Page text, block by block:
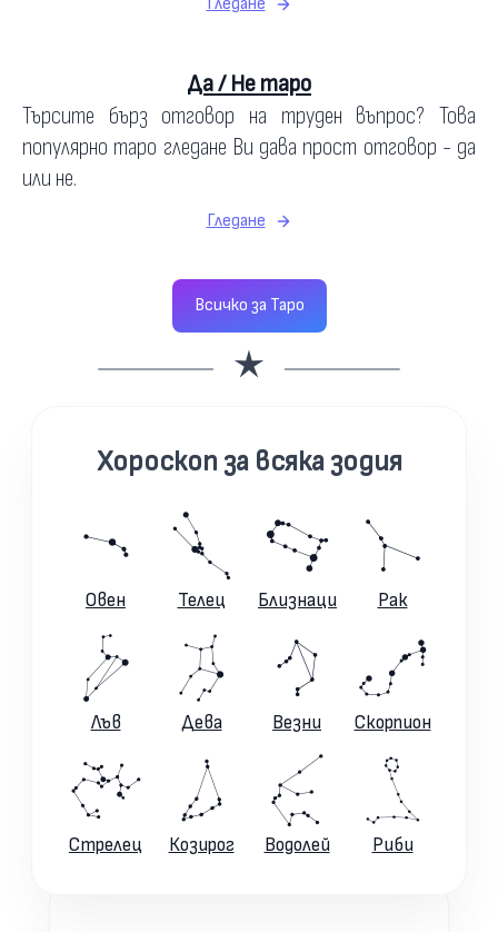
Да / Не таро
Търсите бърз отговор на труден въпрос? Това
популярно таро гледане Ви дава прост отговор - да
или не.
Гледане
Всичко за Таро
Хороскоп за всяка зодия
Овен Телец Близнаци Рак
Лъв Дева Везни Скорпион
Стрелец Козирог Водолей Риби